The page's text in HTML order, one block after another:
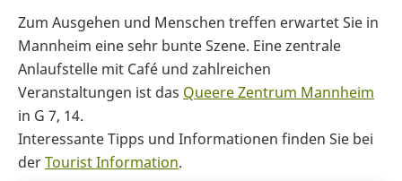
Zum Ausgehen und Menschen treffen erwartet Sie in
Mannheim eine sehr bunte Szene. Eine zentrale
Anlaufstelle mit Café und zahlreichen
Veranstaltungen ist das Queere Zentrum Mannheim
in G 7, 14.
Interessante Tipps und Informationen finden Sie bei
derTourist Information.